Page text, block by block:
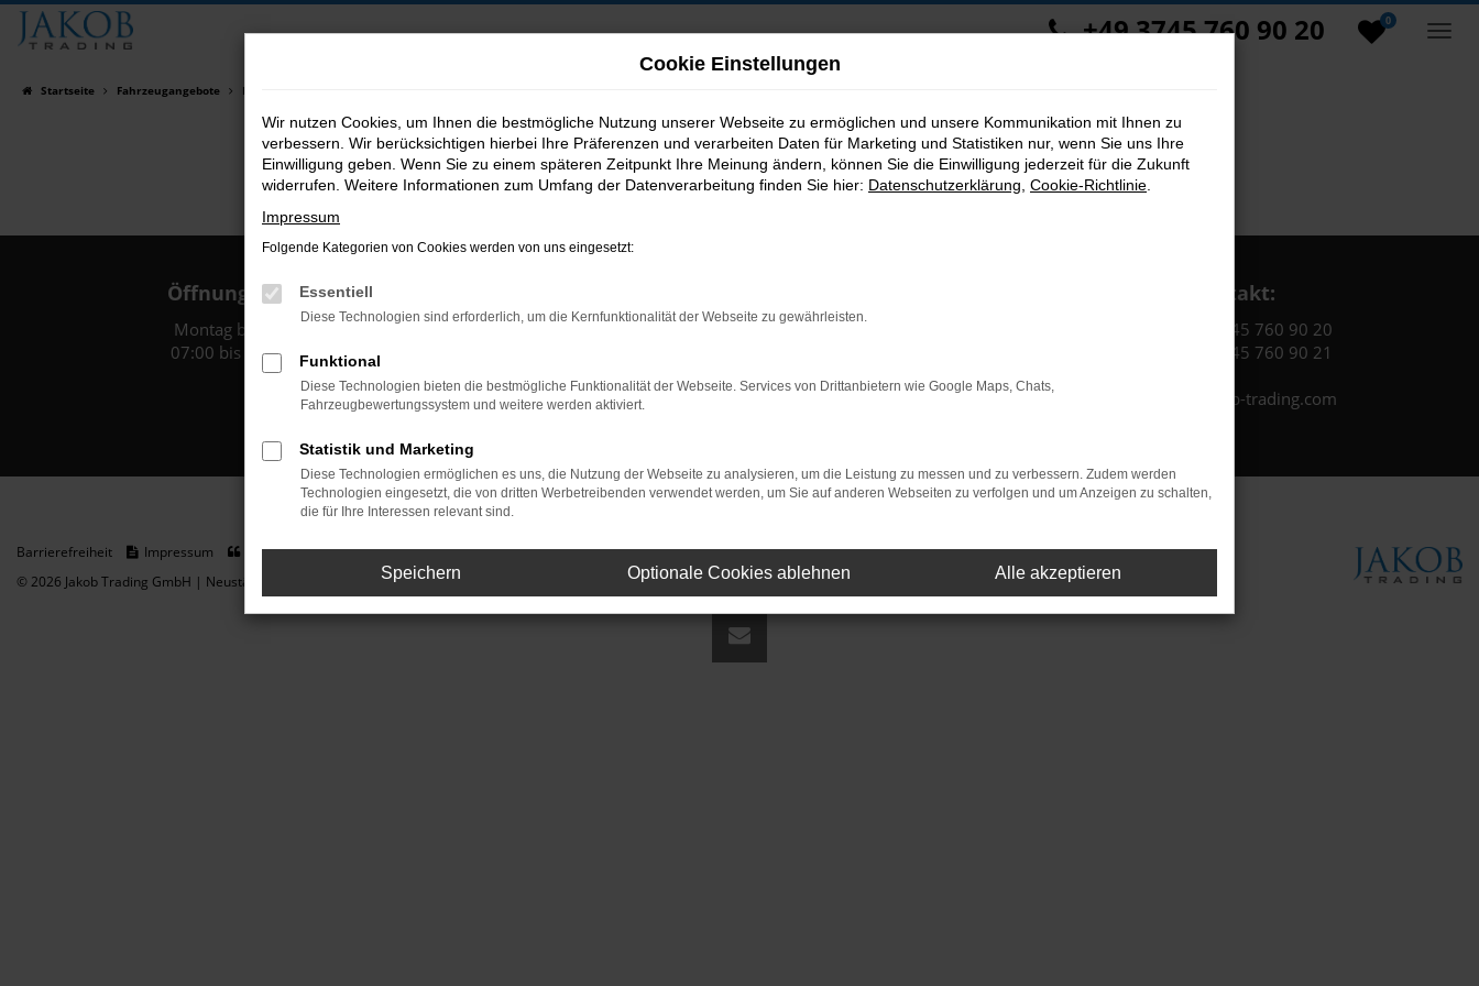
Zum
Hauptinhalt
0
+49 3745 760 90 20
Startseite Fahrzeugangebote Fahrzeugsuche
B2B-Shop
Öffnungszeiten:
Montag bis Freitag:
07:00 bis 18:00 Uhr
Jakob Trading GmbH
D-08223 Neustadt/Vogtland
Kontakt:
Tel.: +49 3745 760 90 20
Fax: +49 3745 760 90 21
Mail: fj@jakob-trading.com
Barrierefreiheit Impressum Datenschutz
Cookie Einstellungen
© 2026 Jakob Trading GmbH | Neustädter Straße 1 | DE-08223 Neustadt/Vogtland | fj@jakob-trading.com |Webdesign by audaris.de
Cookie Einstellungen
Wir nutzen Cookies, um Ihnen die bestmögliche Nutzung unserer Webseite zu ermöglichen und unsere Kommunikation mit Ihnen zu
verbessern. Wir berücksichtigen hierbei Ihre Präferenzen und verarbeiten Daten für Marketing und Statistiken nur, wenn Sie uns Ihre
Einwilligung geben. Wenn Sie zu einem späteren Zeitpunkt Ihre Meinung ändern, können Sie die Einwilligung jederzeit für die Zukunft
widerrufen. Weitere Informationen zum Umfang der Datenverarbeitung finden Sie hier: Datenschutzerklärung Cookie-Richtlinie
Impressum
Folgende Kategorien von Cookies werden von uns eingesetzt:
Essentiell
Diese Technologien sind erforderlich, um die Kernfunktionalität der Webseite zu gewährleisten.
Funktional
Diese Technologien bieten die bestmögliche Funktionalität der Webseite. Services von Drittanbietern wie Google Maps, Chats,
Fahrzeugbewertungssystem und weitere werden aktiviert.
Statistik und Marketing
Diese Technologien ermöglichen es uns, die Nutzung der Webseite zu analysieren, um die Leistung zu messen und zu verbessern. Zudem werden
Technologien eingesetzt, die von dritten Werbetreibenden verwendet werden, um Sie auf anderen Webseiten zu verfolgen und um Anzeigen zu schalten,
die für Ihre Interessen relevant sind.
Speichern Optionale Cookies ablehnen Alle akzeptieren